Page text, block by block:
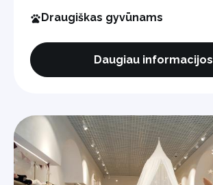
Draugiškas gyvūnams
Daugiau informacijos